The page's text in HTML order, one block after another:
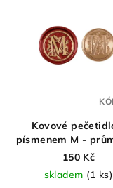
Kovové
písmenem M -
mm
150 Kč
skladem (1 ks)